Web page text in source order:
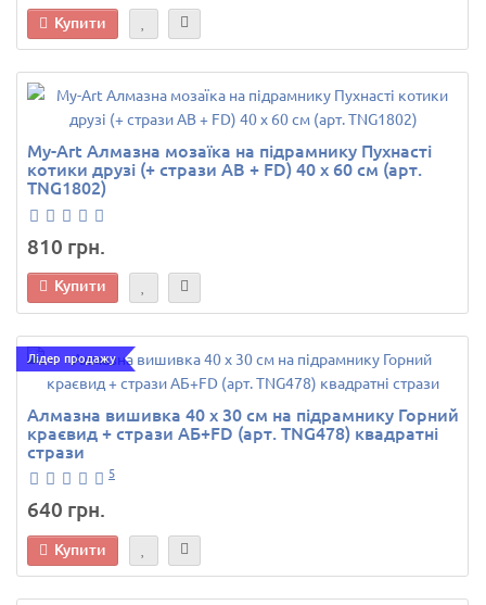
Купити
My-Art Алмазна мозаїка на підрамнику Пухнасті
котики друзі (+ стрази AB + FD) 40 х 60 см (арт.
TNG1802)
810 грн.
Купити
Лідер продажу
Алмазна вишивка 40 х 30 см на підрамнику Горний
краєвид + стрази АБ+FD (арт. TNG478) квадратні
стрази
5
640 грн.
Купити